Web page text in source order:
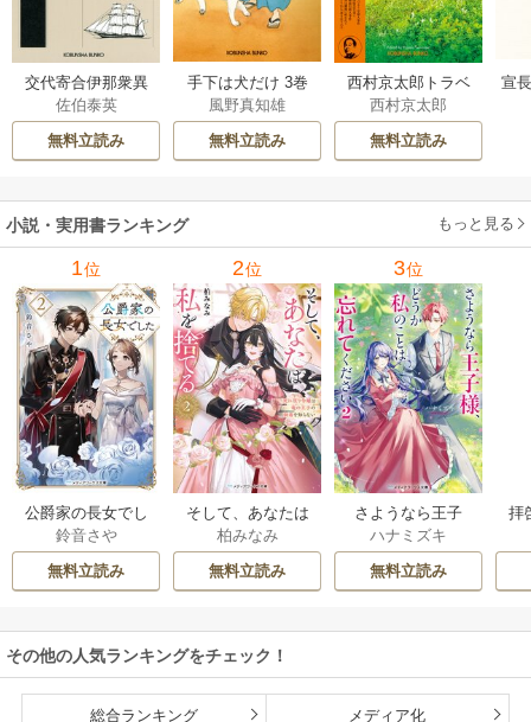
交代寄合伊那衆異
聞 15巻
佐伯泰英
無料立読み
手下は犬だけ 3巻
風野真知雄
無料立読み
西村京太郎トラベ
ルミステリー・セ
レクション 2巻
西村京太郎
無料立読み
宣
小説・実用書ランキング もっと見る
1位
公爵家の長女でし
た
鈴音さや
無料立読み
2位
そして、あなたは
私を捨てる
柏みなみ
無料立読み
3位
さようなら王子
様、どうか私のこ
とは忘れてくださ
い
ハナミズキ
無料立読み
拝
その他の人気ランキングをチェック！
総合ランキング メディア化